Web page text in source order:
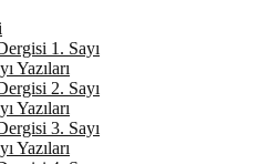
1. Sayı
Yazıları
2. Sayı
Yazıları
3. Sayı
Yazıları